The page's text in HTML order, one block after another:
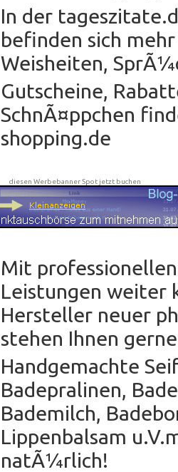
In der
befinden sich
Weisheiten,
Gutscheine,
SchnÃ¤ppchen
shopping.de
diesen Werbebanner Spot jetzt buchen
Mit
Leistungen weiter
Hersteller neuer
stehen Ihnen
Handgemachte
Badepralinen,
Bademilch,
Lippenbalsam
natÃ¼rlich!